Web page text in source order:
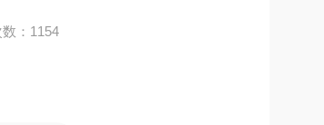
：1154